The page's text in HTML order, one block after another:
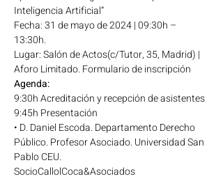
Inteligencia Artificial”
Fecha: 31 de mayo de 2024 | 09:30h –
13:30h.
Lugar: Salón de Actos(c/Tutor, 35, Madrid) |
Aforo Limitado. Formulario de inscripción
Agenda:
9:30h Acreditación y recepción de asistentes
9:45h Presentación
• D. Daniel Escoda. Departamento Derecho
Público. Profesor Asociado. Universidad San
Pablo CEU.
SocioCallolCoca&Asociados